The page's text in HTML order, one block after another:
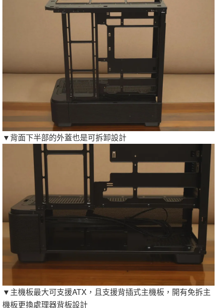
▼背面下半部的外蓋也是可拆卸設計
▼主機板最大可支援ATX，且支援背插式主機板，開有免拆主
機板更換處理器背板設計